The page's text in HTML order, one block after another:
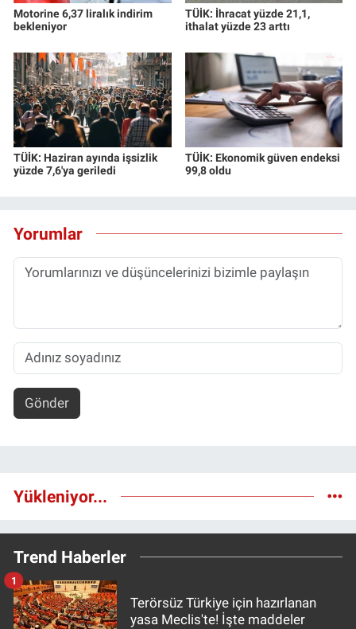
Motorine 6,37 liralık indirim
bekleniyor
TÜİK: İhracat yüzde 21,1,
ithalat yüzde 23 arttı
TÜİK: Haziran ayında işsizlik
yüzde 7,6'ya geriledi
TÜİK: Ekonomik güven endeksi
99,8 oldu
Yorumlar
Gönder
Yükleniyor...
Trend Haberler
Terörsüz Türkiye için hazırlanan
yasa Meclis'te! İşte maddeler
1